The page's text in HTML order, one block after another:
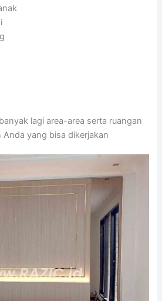
lagi area-area serta ruangan
Anda yang bisa dikerjakan